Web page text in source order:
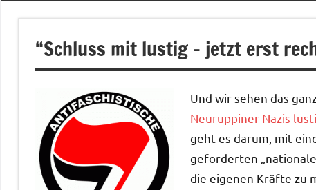
“Schluss mit lustig – jetzt erst
Und wir sehen das
Neuruppiner Nazis
geht es darum, mit
geforderten
die eigenen Kräfte zu